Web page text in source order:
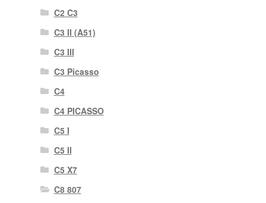
C2 C3
C3 II (A51)
C3 III
C3 Picasso
C4
C4 PICASSO
C5 I
C5 II
C5 X7
C8 807